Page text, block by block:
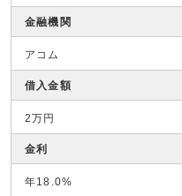
金融機関
アコム
借入金額
2万円
金利
年18.0%